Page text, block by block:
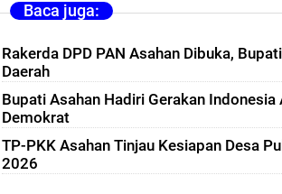
Baca juga:
Rakerda DPD PAN Asahan Dibuka,
Daerah
Bupati Asahan Hadiri Gerakan
Demokrat
TP-PKK Asahan Tinjau Kesiapan Desa
2026